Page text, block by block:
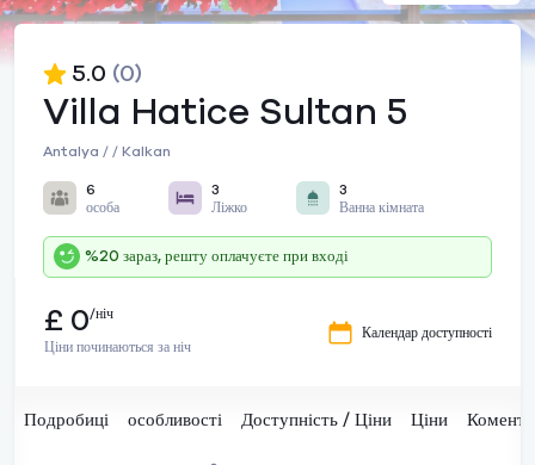
Villa Hatice Sultan 5
Antalya / / Kalkan
5.0 (0)
6
особа
3
Ліжко
3
Ванна кімната
%20 зараз, решту оплачуєте при вході
£ 0/ніч
Ціни починаються за ніч
Календар доступності
Подробиці особливості Доступність / Ціни Ціни